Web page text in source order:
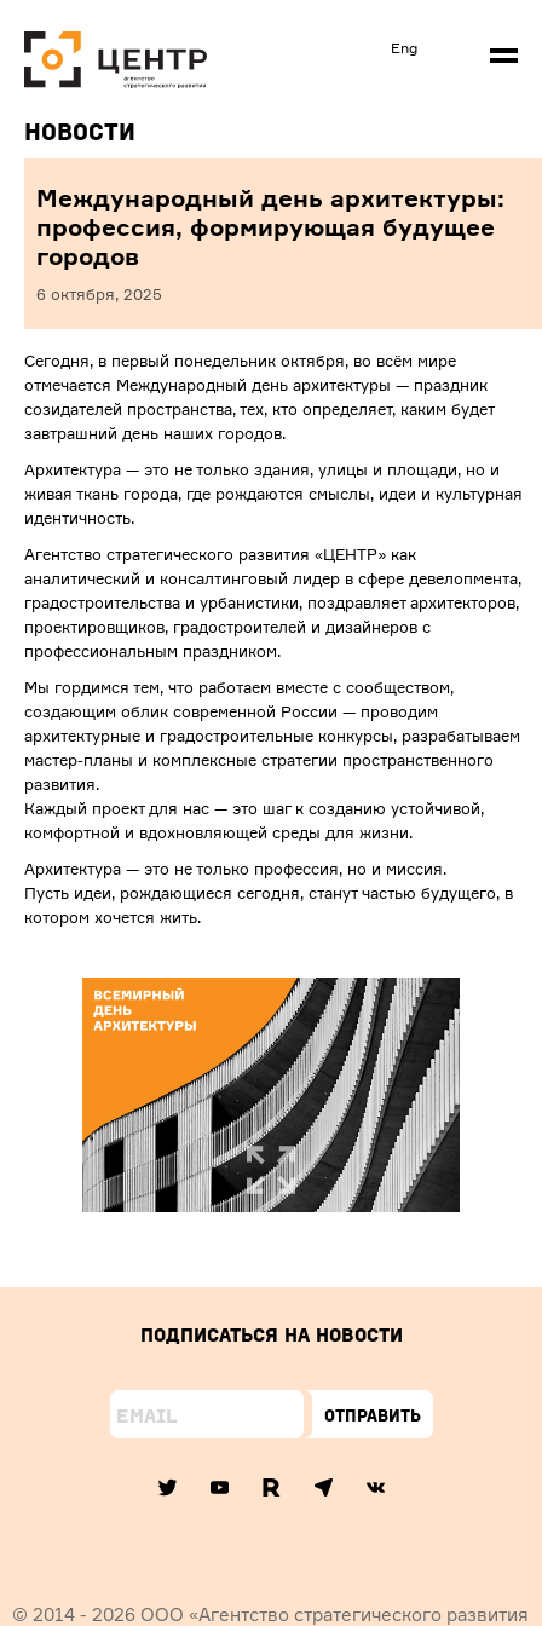
Eng
Новости
Международный день архитектуры:
профессия, формирующая будущее
городов
6 октября, 2025
Сегодня, в первый понедельник октября, во всём мире
отмечается Международный день архитектуры — праздник
созидателей пространства, тех, кто определяет, каким будет
завтрашний день наших городов.
Архитектура — это не только здания, улицы и площади, но и
живая ткань города, где рождаются смыслы, идеи и культурная
идентичность.
Агентство стратегического развития «ЦЕНТР» как
аналитический и консалтинговый лидер в сфере девелопмента,
градостроительства и урбанистики, поздравляет архитекторов,
проектировщиков, градостроителей и дизайнеров с
профессиональным праздником.
Мы гордимся тем, что работаем вместе с сообществом,
создающим облик современной России — проводим
архитектурные и градостроительные конкурсы, разрабатываем
мастер-планы и комплексные стратегии пространственного
развития.
Каждый проект для нас — это шаг к созданию устойчивой,
комфортной и вдохновляющей среды для жизни.
Архитектура — это не только профессия, но и миссия.
Пусть идеи, рождающиеся сегодня, станут частью будущего, в
котором хочется жить.
Подписаться на новости
Отправить
© 2014 - 2026 ООО «Агентство стратегического развития